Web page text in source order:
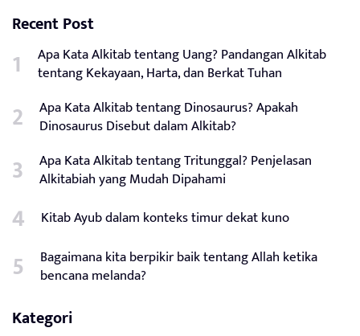
Recent Post
Apa Kata Alkitab tentang Uang? Pandangan Alkitab
tentang Kekayaan, Harta, dan Berkat Tuhan
Apa Kata Alkitab tentang Dinosaurus? Apakah
Dinosaurus Disebut dalam Alkitab?
Apa Kata Alkitab tentang Tritunggal? Penjelasan
Alkitabiah yang Mudah Dipahami
Kitab Ayub dalam konteks timur dekat kuno
Bagaimana kita berpikir baik tentang Allah ketika
bencana melanda?
Kategori